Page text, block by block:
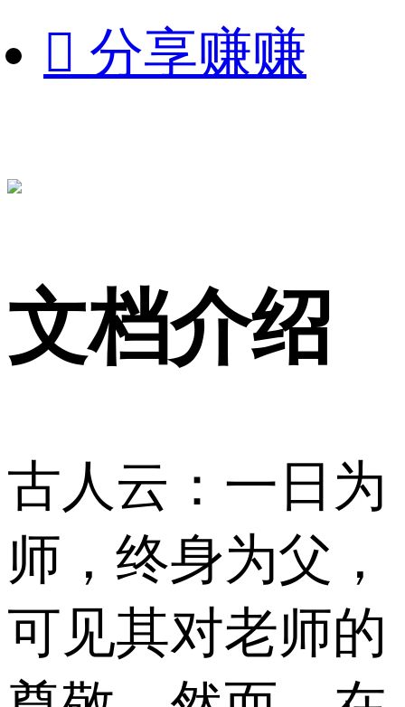
 分享赚赚
文档介绍
古人云：一日为
师，终身为父，
可见其对老师的